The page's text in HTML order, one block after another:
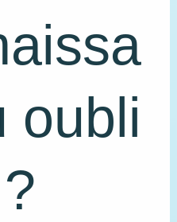
oubli